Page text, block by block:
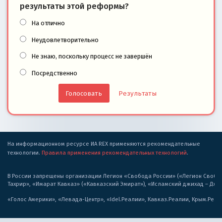
результаты этой реформы?
На отлично
Неудовлетворительно
Не знаю, поскольку процесс не завершён
Посредственно
Результаты
На информационном ресурсе ИА REX применяются рекомендательные
технологии. Правила применения рекомендательных технологий.
В России запрещены организации Легион «Свобода России» («Легион
Тахрир», «Имарат Кавказ» («Кавказский Эмират»), «Исламский джихад –
«Голос Америки», «Левада-Центр», «Idel.Реалии», Кавказ.Реалии,